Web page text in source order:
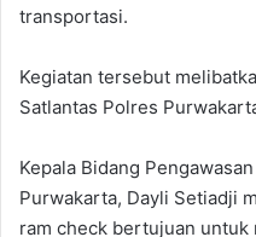
transportasi.
Kegiatan tersebut
Satlantas Polres
Kepala Bidang
Purwakarta, Dayli Setiadji
ram check bertujuan untuk